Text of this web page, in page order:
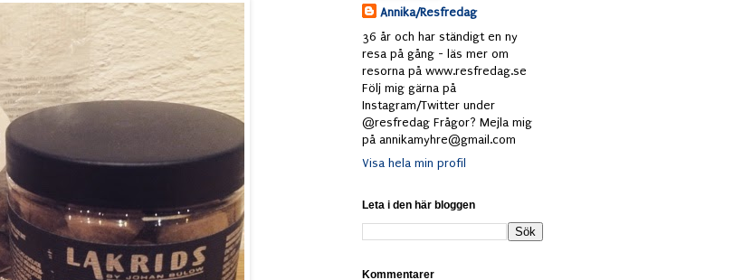
Annika/Resfredag
36 år och har ständigt en ny
resa på gång - läs mer om
resorna på www.resfredag.se
Följ mig gärna på
Instagram/Twitter under
@resfredag Frågor? Mejla mig
på annikamyhre@gmail.com
Visa hela min profil
Leta i den här bloggen
Kommentarer